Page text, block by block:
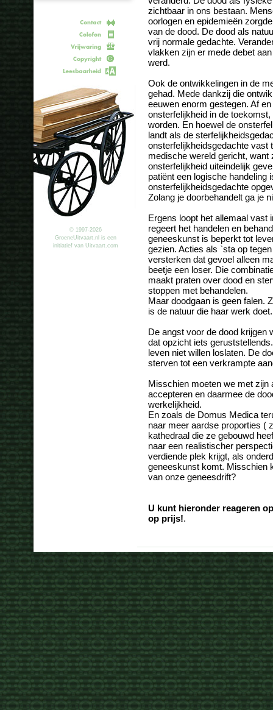
© 1997-2026
GroeneUitvaart.nl is een
initiatief van Uitvaart.com
zichtbaar in ons bestaan.
oorlogen en epidemieën
van de dood. De dood als
vrij normale gedachte.
vlakken zijn er mede debet
werd.
Ook de ontwikkelingen in de
gehad. Mede dankzij die
eeuwen enorm gestegen. Af
onsterfelijkheid in de
worden. En hoewel de
landt als de
onsterfelijkheidsgedachte vast
medische wereld gericht, want
onsterfelijkheid uiteindelijk
patiënt een logische handeling
onsterfelijkheidsgedachte
Zolang je doorbehandelt ga je
Ergens loopt het allemaal vast
regeert het handelen en
geneeskunst is beperkt tot
gezien. Acties als `sta op
versterken dat gevoel alleen
beetje een loser. Die
maakt praten over dood en
stoppen met behandelen.
Maar doodgaan is geen falen.
is de natuur die haar werk doet.
De angst voor de dood krijgen
dat opzicht iets
leven niet willen loslaten. De
sterven tot een verkrampte
Misschien moeten we met zijn
accepteren en daarmee de
werkelijkheid.
En zoals de Domus Medica
naar meer aardse proporties (
kathedraal die ze gebouwd
naar een realistischer
verdiende plek krijgt, als
geneeskunst komt. Misschien
van onze geneesdrift?
U kunt hieronder reageren
op prijs!.